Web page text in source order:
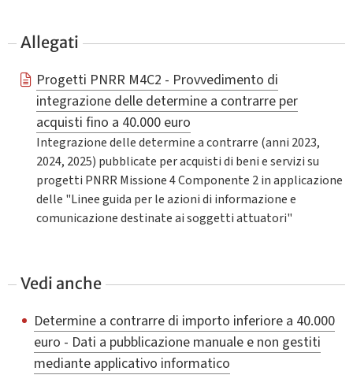
Allegati
Progetti PNRR M4C2 - Provvedimento di
integrazione delle determine a contrarre per
acquisti fino a 40.000 euro
Integrazione delle determine a contrarre (anni 2023,
2024, 2025) pubblicate per acquisti di beni e servizi su
progetti PNRR Missione 4 Componente 2 in applicazione
delle "Linee guida per le azioni di informazione e
comunicazione destinate ai soggetti attuatori"
Vedi anche
Determine a contrarre di importo inferiore a 40.000
euro - Dati a pubblicazione manuale e non gestiti
mediante applicativo informatico